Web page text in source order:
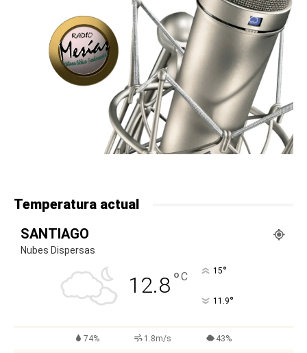
Temperatura actual
SANTIAGO
Nubes Dispersas
12.8°C 15°
11.9°
74% 1.8m/s 43%